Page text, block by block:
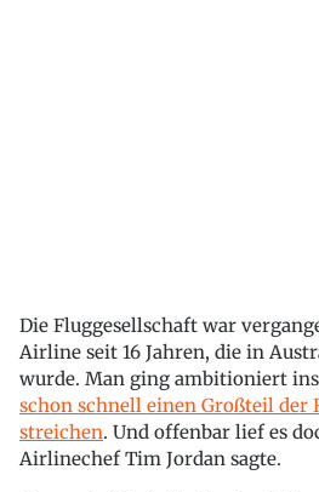
Die Fluggesellschaft war
Airline seit 16 Jahren, die in
wurde. Man ging ambitioniert ins
schon schnell einen Großteil der
streichen. Und offenbar lief es
Airlinechef Tim Jordan sagte.